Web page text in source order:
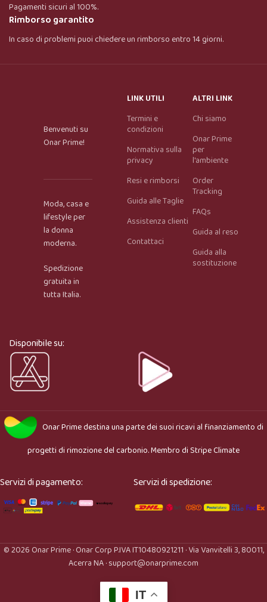
Onar AI Assistant
Pagamenti sicuri al 100%.
Rimborso garantito
In caso di problemi puoi chiedere un rimborso entro 14 giorni.
Benvenuti su
Onar Prime!
Moda, casa e
lifestyle per
la donna
moderna.
Spedizione
gratuita in
tutta Italia.
LINK UTILI
Termini e
condizioni
Normativa sulla
privacy
Resi e rimborsi
Guida alle Taglie
Assistenza clienti
Contattaci
ALTRI LINK
Chi siamo
Onar Prime
per
l'ambiente
Order
Tracking
FAQs
Guida al reso
Guida alla
sostituzione
Disponibile su:
Onar Primedestina una parte dei suoi ricavi al finanziamento di
progetti di rimozione del carbonio. Membro diStripe Climate
Servizi di pagamento: Servizi di spedizione:
© 2026 Onar Prime · Onar Corp P.IVA IT10480921211 · Via Vanvitelli 3, 80011,
Acerra NA · support@onarprime.com
IT